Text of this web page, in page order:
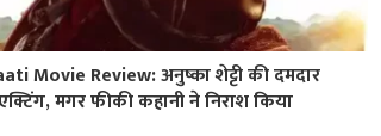
Movie Review: अनुष्का शेट्टी की दमदार
मगर फीकी कहानी ने निराश किया